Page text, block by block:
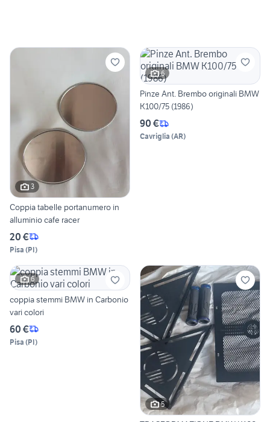
3
Coppia tabelle portanumero in
alluminio cafe racer
20 €
Pisa (PI)
6
Pinze Ant. Brembo originali BMW
K100/75 (1986)
90 €
Cavriglia (AR)
6
coppia stemmi BMW in Carbonio
vari colori
60 €
Pisa (PI)
5